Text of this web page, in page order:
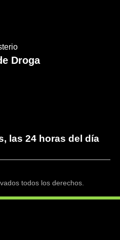
Droga
las 24 horas del día
todos los derechos.